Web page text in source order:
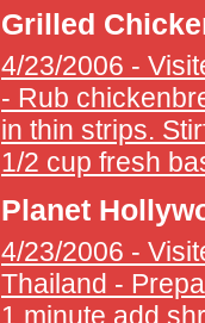
Grilled
4/23/2006 -
- Rub
in thin strips.
1/2 cup fresh
Planet
4/23/2006 -
Thailand -
1 minute add